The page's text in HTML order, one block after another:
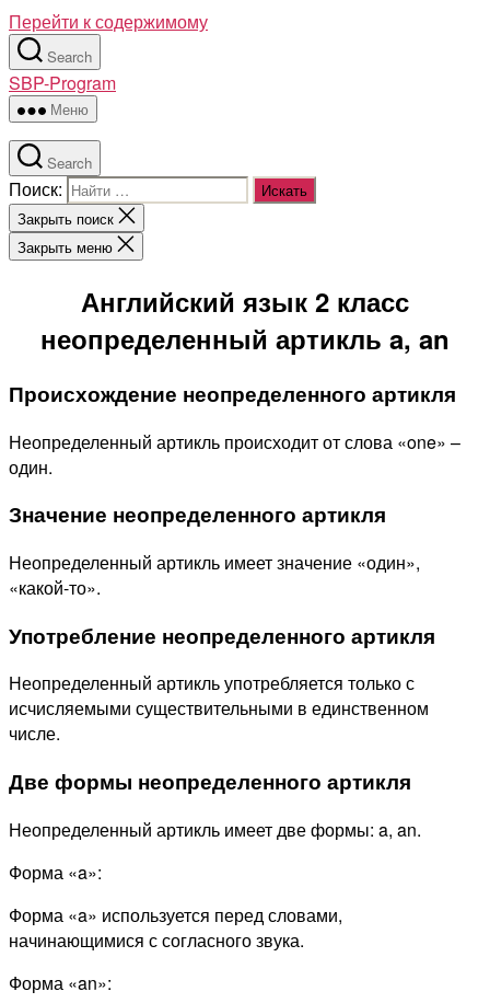
Перейти к содержимому
Search
SBP-Program
Меню
Search
Поиск:
Закрыть поиск
Закрыть меню
Английский язык 2 класс
неопределенный артикль a, an
Происхождение неопределенного артикля
Неопределенный артикль происходит от слова «one» –
один.
Значение неопределенного артикля
Неопределенный артикль имеет значение «один»,
«какой-то».
Употребление неопределенного артикля
Неопределенный артикль употребляется только с
исчисляемыми существительными в единственном
числе.
Две формы неопределенного артикля
Неопределенный артикль имеет две формы: a, an.
Форма «a»:
Форма «a» используется перед словами,
начинающимися с согласного звука.
Форма «an»: